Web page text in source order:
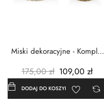
Miski dekoracyjne - Komplet
175,00 zł 109,00 zł
DODAJ DO KOSZYKA